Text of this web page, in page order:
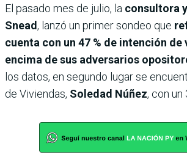
El pasado mes de julio, la consultora
Snead, lanzó un primer sondeo que
cuenta con un 47 % de intención de
encima de sus adversarios
los datos, en segundo lugar se
de Viviendas, Soledad Núñez, con un